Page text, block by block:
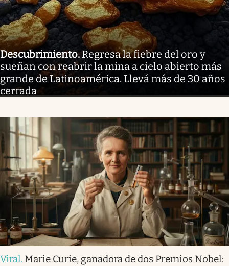
Descubrimiento.Regresa la fiebre del oro y
sueñan con reabrir la mina a cielo abierto más
grande de Latinoamérica. Llevá más de 30 años
cerrada
Viral. Marie Curie, ganadora de dos Premios Nobel: